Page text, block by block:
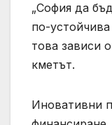
„София да
по-
това зависи
кметът.
Иновативни